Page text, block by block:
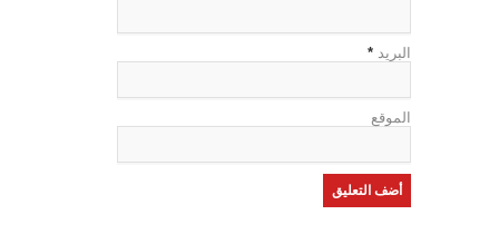
البريد *
الموقع